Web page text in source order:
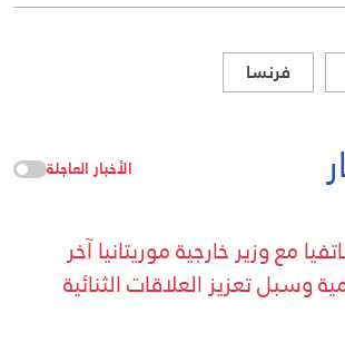
فرنسا
الأخبار العاجلة
مع وزير خارجية موريتانيا آخر
وسبل تعزيز العلاقات الثنائية